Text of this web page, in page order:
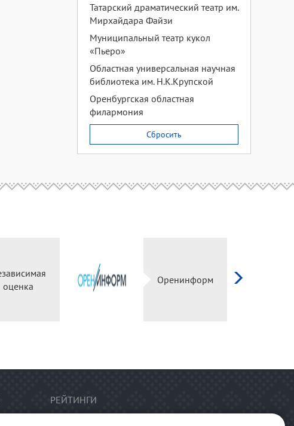
Татарский драматический театр им.
Мирхайдара Файзи
Муниципальный театр кукол
«Пьеро»
Областная универсальная научная
библиотека им. Н.К.Крупской
Оренбургская областная
филармония
Сбросить
Независимая
оценка
Оренинформ
РЕЙТИНГИ